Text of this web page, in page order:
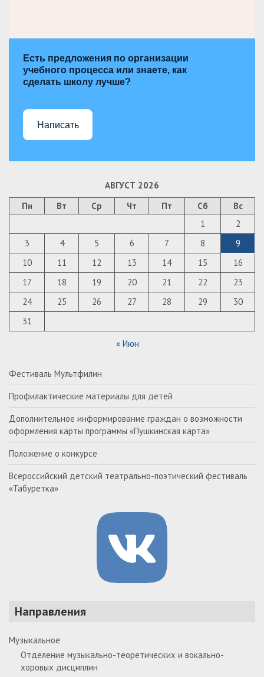
Есть предложения по организации
учебного процесса или знаете, как
сделать школу лучше?
Написать
АВГУСТ 2026
Пн
Вт Ср Чт Пт Сб
Вс
1
2
3
4 5 6 7 8
9
10
11 12 13 14 15
16
17
18 19 20 21 22
23
24
25 26 27 28 29
30
31
« Июн
Фестиваль Мультфилин
Профилактические материалы для детей
Дополнительное информирование граждан о возможности
оформления карты программы «Пушкинская карта»
Положение о конкурсе
Всероссийский детский театрально-поэтический фестиваль
«Табуретка»
Направления
Музыкальное
Отделение музыкально-теоретических и вокально-
хоровых дисциплин